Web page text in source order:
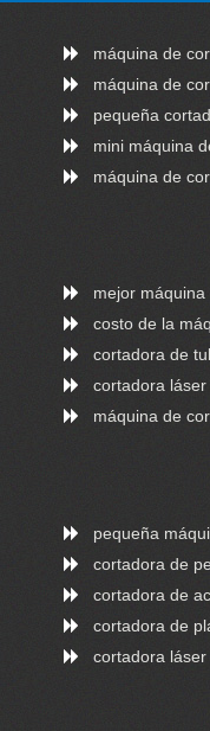
máquina de
máquina de
pequeña
mini máquina
máquina de
mejor
costo de la
cortadora de
cortadora
máquina de
pequeña
cortadora de
cortadora de
cortadora de
cortadora láser